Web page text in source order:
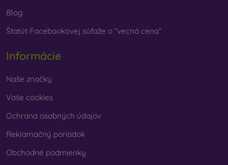
Blog
Štatút Facebookovej súťaže o “vecná cena”
Informácie
Naše značky
Vaše cookies
Ochrana osobných údajov
Reklamačný poriadok
Obchodné podmienky